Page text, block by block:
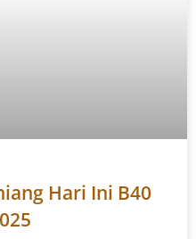
Hari Ini B40